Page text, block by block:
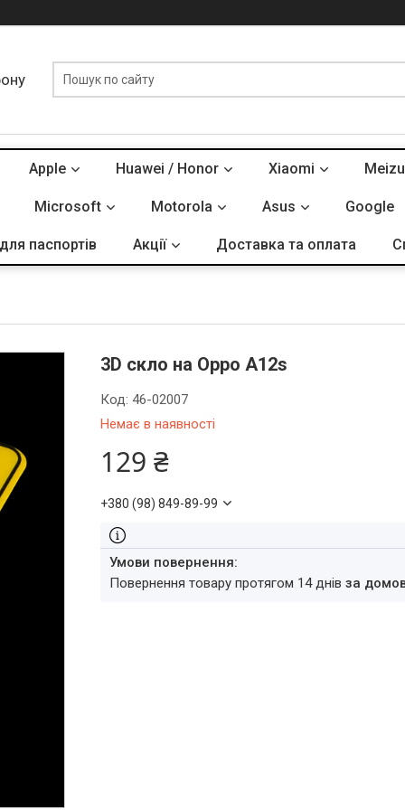
Apple Huawei / Honor Xiaomi Meizu
Microsoft Motorola Asus Google
паспортів Акції Доставка та оплата
3D скло на Oppo A12s
Немає в наявності
Код:46-02007
129 ₴
+380 (98) 849-89-99
повернення товару протягом 14 днівза